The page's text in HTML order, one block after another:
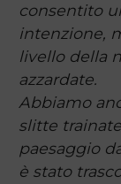
consentito
intenzione,
livello della
azzardate.
Abbiamo
slitte
paesaggio
è stato